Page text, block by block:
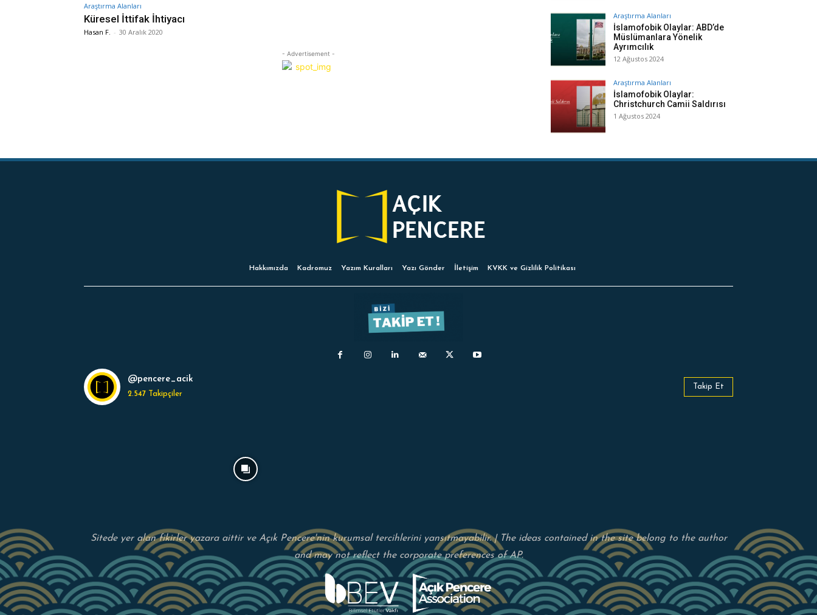
Araştırma Alanları
Küresel İttifak İhtiyacı
Hasan F. - 30 Aralık 2020
- Advertisement -
Araştırma Alanları
İslamofobik Olaylar: ABD’de
Müslümanlara Yönelik
Ayrımcılık
12 Ağustos 2024
Araştırma Alanları
İslamofobik Olaylar:
Christchurch Camii Saldırısı
1 Ağustos 2024
Hakkımızda Kadromuz Yazım Kuralları Yazı Gönder İletişim KVKK ve Gizlilik Politikası
@pencere_acik
2.547 Takipçiler
Takip Et
Sitede yer alan fikirler yazara aittir ve Açık Pencere'nin kurumsal tercihlerini yansıtmayabilir. | The ideas contained in the site belong to the author
and may not reflect the corporate preferences of AP.